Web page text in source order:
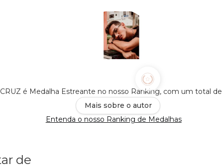
é Medalha Estreante no nosso Ranking, com um total de
Mais sobre o autor
Entenda o nosso Ranking de Medalhas
de